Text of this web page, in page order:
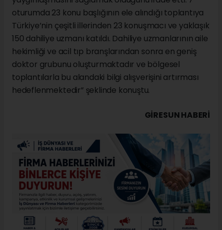
oturumda 23 konu başlığının ele alındığı toplantıya
Türkiye’nin çeşitli illerinden 23 konuşmacı ve yaklaşık
150 dahiliye uzmanı katıldı. Dahiliye uzmanlarının aile
hekimliği ve acil tıp branşlarından sonra en geniş
doktor grubunu oluşturmaktadır ve bölgesel
toplantılarla bu alandaki bilgi alışverişini artırması
hedeflenmektedir” şeklinde konuştu.
GIRESUN HABERİ